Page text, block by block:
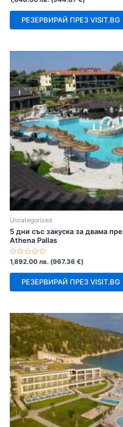
с
0
РЕЗЕРВИРАЙ ПРЕЗ VISIT.BG
Uncategorized
5 дни със закуска за двама
Athena Pallas
Оценено
с
0
1,892.00лв. (967.36 €)
РЕЗЕРВИРАЙ ПРЕЗ VISIT.BG